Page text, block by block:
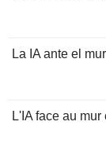
La IA ante el
L'IA face au